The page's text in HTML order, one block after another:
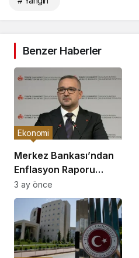
Benzer Haberler
Merkez Bankası’ndan
Enflasyon Raporu
Açıklaması
Ekonomi
3 ay önce